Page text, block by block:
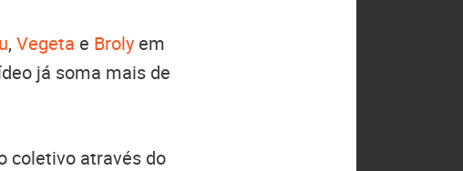
, Vegeta e Broly em
já soma mais de
coletivo através do